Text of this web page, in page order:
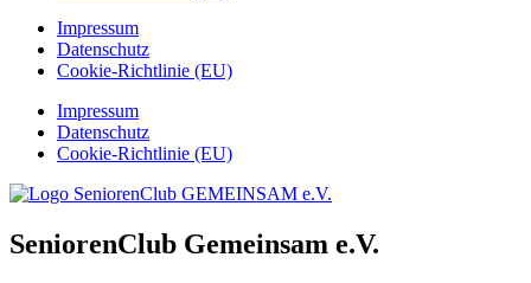
Impressum
Datenschutz
Cookie-Richtlinie (EU)
Impressum
Datenschutz
Cookie-Richtlinie (EU)
SeniorenClub Gemeinsam e.V.